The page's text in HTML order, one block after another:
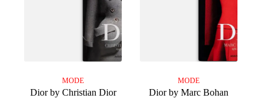
MODE
Dior by Christian Dior
MODE
Dior by Marc Bohan